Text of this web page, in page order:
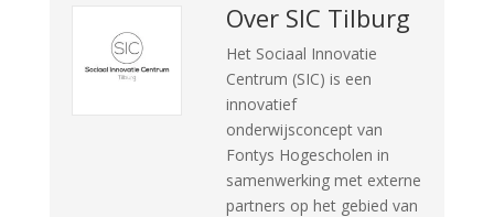
Over SIC Tilburg
Het Sociaal Innovatie
Centrum (SIC) is een
innovatief
onderwijsconcept van
Fontys Hogescholen in
samenwerking met externe
partners op het gebied van